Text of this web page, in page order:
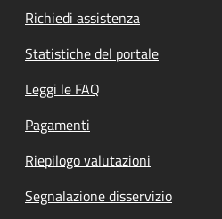
Richiedi assistenza
Statistiche del portale
Leggi le FAQ
Pagamenti
Riepilogo valutazioni
Segnalazione disservizio